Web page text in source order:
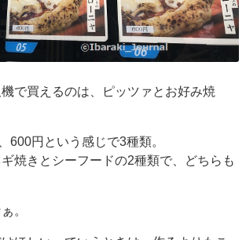
で買えるのは、ピッツァとお好み焼
600円という感じで3種類。
焼きとシーフードの2種類で、どちらも
。